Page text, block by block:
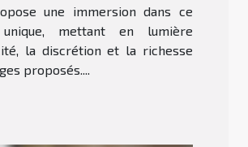
une immersion dans ce
unique, mettant en lumière
la discrétion et la richesse
proposés....